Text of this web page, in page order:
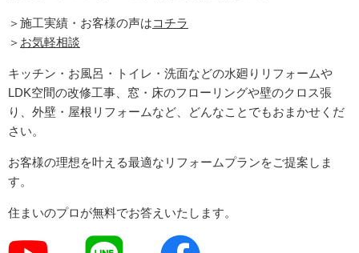
＞施工実績・お客様の声はコチラ
＞ お気軽相談
キッチン・お風呂・トイレ・洗面などの水廻りリフォームや
LDK空間の改修工事、窓・床のフローリングや壁のクロス張
り、外壁・屋根リフォームなど、どんなことでもおまかせくだ
さい。
お客様の理想を叶える最適なリフォームプランをご提案しま
す。
住まいのプロが無料でお答えいたします。